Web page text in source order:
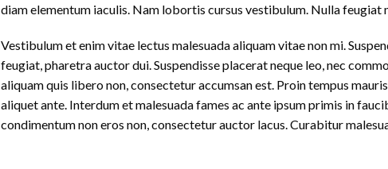
diam elementum iaculis. Nam lobortis cursus vestibulum. Nulla feugiat
Vestibulum et enim vitae lectus malesuada aliquam vitae non mi.
feugiat, pharetra auctor dui. Suspendisse placerat neque leo, nec
aliquam quis libero non, consectetur accumsan est. Proin tempus
aliquet ante. Interdum et malesuada fames ac ante ipsum primis in
condimentum non eros non, consectetur auctor lacus. Curabitur